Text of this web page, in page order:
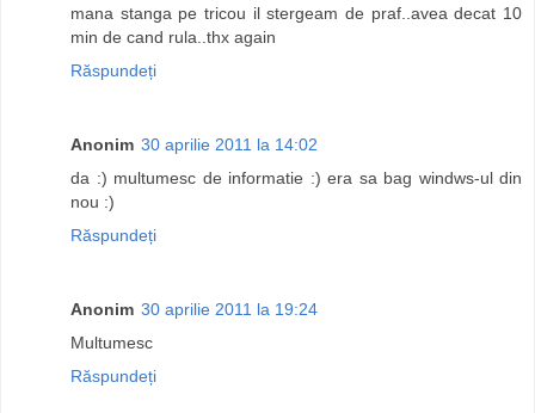
mana stanga pe tricou il stergeam de praf..avea decat 10
min de cand rula..thx again
Răspundeți
Anonim 30 aprilie 2011 la 14:02
da :) multumesc de informatie :) era sa bag windws-ul din
nou :)
Răspundeți
Anonim 30 aprilie 2011 la 19:24
Multumesc
Răspundeți